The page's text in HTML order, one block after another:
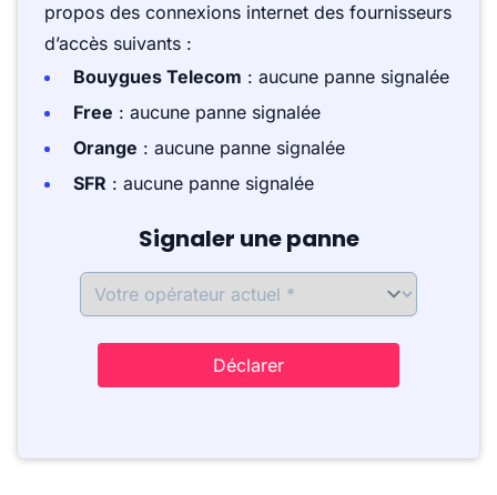
propos des connexions internet des fournisseurs
d’accès suivants :
Bouygues Telecom : aucune panne signalée
Free : aucune panne signalée
Orange : aucune panne signalée
SFR : aucune panne signalée
Signaler une panne
Déclarer